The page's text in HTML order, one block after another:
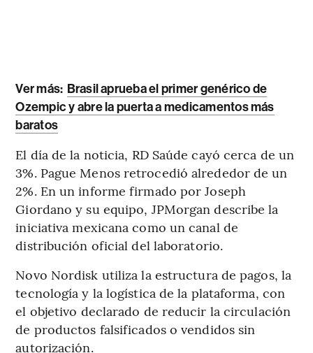
Ver más: Brasil aprueba el primer genérico de
Ozempic y abre la puerta a medicamentos más
baratos
El día de la noticia, RD Saúde cayó cerca de un
3%. Pague Menos retrocedió alrededor de un
2%. En un informe firmado por Joseph
Giordano y su equipo, JPMorgan describe la
iniciativa mexicana como un canal de
distribución oficial del laboratorio.
Novo Nordisk utiliza la estructura de pagos, la
tecnología y la logística de la plataforma, con
el objetivo declarado de reducir la circulación
de productos falsificados o vendidos sin
autorización.